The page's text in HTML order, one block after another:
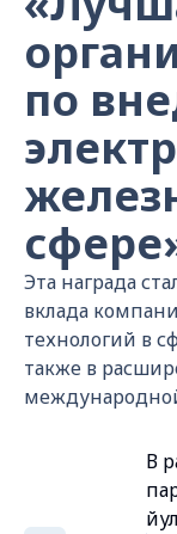
по
Эта награда
вклада
технологий в
также в
В